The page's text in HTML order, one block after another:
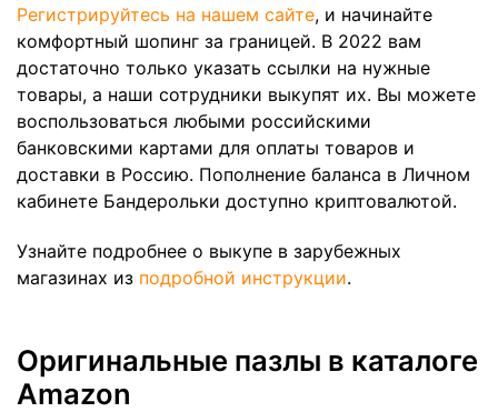
Регистрируйтесь на нашем сайте, и начинайте
комфортный шопинг за границей. В 2022 вам
достаточно только указать ссылки на нужные
товары, а наши сотрудники выкупят их. Вы можете
воспользоваться любыми российскими
банковскими картами для оплаты товаров и
доставки в Россию. Пополнение баланса в Личном
кабинете Бандерольки доступно криптовалютой.
Узнайте подробнее о выкупе в зарубежных
магазинах из подробной инструкции.
Оригинальные пазлы в каталоге
Amazon